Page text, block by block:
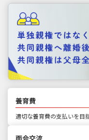
養育費
適切な養育費の支払いを目